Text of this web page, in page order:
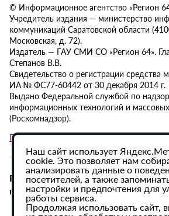
© Информационное агентство «Регион
Учредитель издания — министерство
коммуникаций Саратовской области
Московская, д. 72).
Издатель — ГАУ СМИ СО «Регион 64».
Степанов В.В.
Свидетельство о регистрации средства
ИА № ФС77-60442 от 30 декабря 2014 г.
Выдано Федеральной службой по
информационных технологий и
(Роскомнадзор).
Политика в отношении обработки
При использовании материалов
гиперссылка на ИА «Регион 64»
Наш сайт использует
cookie. Это позволяет нам
анализировать данные о
посетителей, а также
настройки и предпочтения для
работы сервиса.
Продолжая использовать сайт,